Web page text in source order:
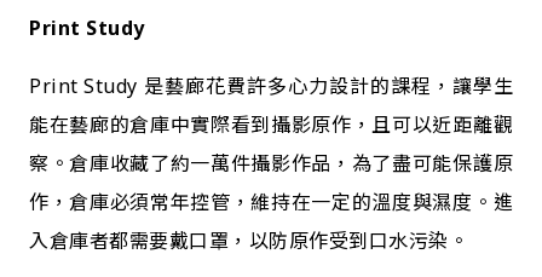
Print Study
Print Study 是藝廊花費許多心力設計的課程，讓學生
能在藝廊的倉庫中實際看到攝影原作，且可以近距離觀
察。倉庫收藏了約一萬件攝影作品，為了盡可能保護原
作，倉庫必須常年控管，維持在一定的溫度與濕度。進
入倉庫者都需要戴口罩，以防原作受到口水污染。